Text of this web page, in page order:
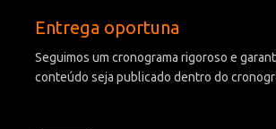
Entrega oportuna
Seguimos um cronograma rigoroso e
conteúdo seja publicado dentro do